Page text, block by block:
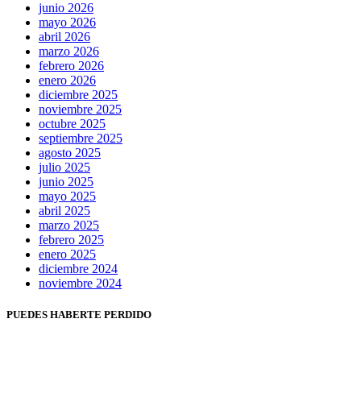
junio 2026
mayo 2026
abril 2026
marzo 2026
febrero 2026
enero 2026
diciembre 2025
noviembre 2025
octubre 2025
septiembre 2025
agosto 2025
julio 2025
junio 2025
mayo 2025
abril 2025
marzo 2025
febrero 2025
enero 2025
diciembre 2024
noviembre 2024
PUEDES HABERTE PERDIDO